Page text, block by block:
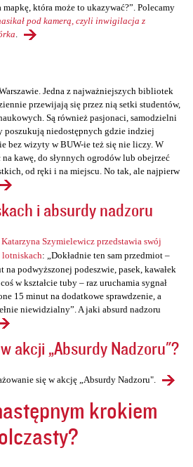
która może to ukazywać?”. Polecamy
pod kamerą, czyli inwigilacja z
Jedna z najważniejszych bibliotek
przewijają się przez nią setki studentów,
Są również pasjonaci, samodzielni
poszukują niedostępnych gdzie indziej
bez wizyty w BUW-ie też się nie liczy. W
kawę, do słynnych ogrodów lub obejrzeć
od ręki i na miejscu. No tak, ale najpierw
i absurdy nadzoru
Szymielewicz przedstawia swój
lotniskach: „Dokładnie ten sam przedmiot –
na podwyższonej podeszwie, pasek, kawałek
w kształcie tuby – raz uruchamia sygnał
15 minut na dodatkowe sprawdzenie, a
niewidzialny”. A jaki absurd nadzoru
akcji „Absurdy Nadzoru"?
się w akcję „Absurdy Nadzoru".
krokiem